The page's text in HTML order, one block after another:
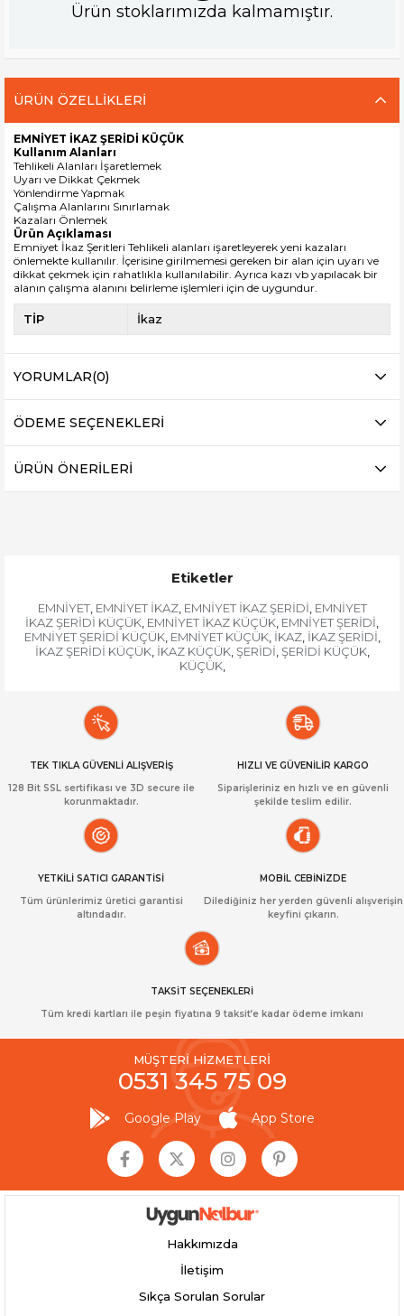
Ürün stoklarımızda kalmamıştır.
ÜRÜN ÖZELLIKLERI
EMNİYET İKAZ ŞERİDİ KÜÇÜK
Kullanım Alanları
Tehlikeli Alanları İşaretlemek
Uyarı ve Dikkat Çekmek
Yönlendirme Yapmak
Çalışma Alanlarını Sınırlamak
Kazaları Önlemek
Ürün Açıklaması
Emniyet İkaz Şeritleri Tehlikeli alanları işaretleyerek yeni kazaları
önlemekte kullanılır. İçerisine girilmemesi gereken bir alan için uyarı ve
dikkat çekmek için rahatlıkla kullanılabilir. Ayrıca kazı vb yapılacak bir
alanın çalışma alanını belirleme işlemleri için de uygundur.
TİP İkaz
YORUMLAR(0)
ÖDEME SEÇENEKLERI
ÜRÜN ÖNERILERI
Etiketler
EMNİYET, EMNİYET İKAZ, EMNİYET İKAZ ŞERİDİ, EMNİYET
İKAZ ŞERİDİ KÜÇÜK, EMNİYET İKAZ KÜÇÜK, EMNİYET ŞERİDİ,
EMNİYET ŞERİDİ KÜÇÜK, EMNİYET KÜÇÜK, İKAZ, İKAZ ŞERİDİ,
İKAZ ŞERİDİ KÜÇÜK, İKAZ KÜÇÜK, ŞERİDİ, ŞERİDİ KÜÇÜK,
KÜÇÜK,
TEK TIKLA GÜVENLİ ALIŞVERİŞ
128 Bit SSL sertifikası ve 3D secure ile
korunmaktadır.
HIZLI VE GÜVENİLİR KARGO
Siparişleriniz en hızlı ve en güvenli
şekilde teslim edilir.
YETKİLİ SATICI GARANTİSİ
Tüm ürünlerimiz üretici garantisi
altındadır.
MOBİL CEBİNİZDE
Dilediğiniz her yerden güvenli alışverişin
keyfini çıkarın.
TAKSİT SEÇENEKLERİ
Tüm kredi kartları ile peşin fiyatına 9 taksit’e kadar ödeme imkanı
MÜŞTERİ HİZMETLERİ
0531 345 75 09
Google Play App Store
Hakkımızda
İletişim
Sıkça Sorulan Sorular